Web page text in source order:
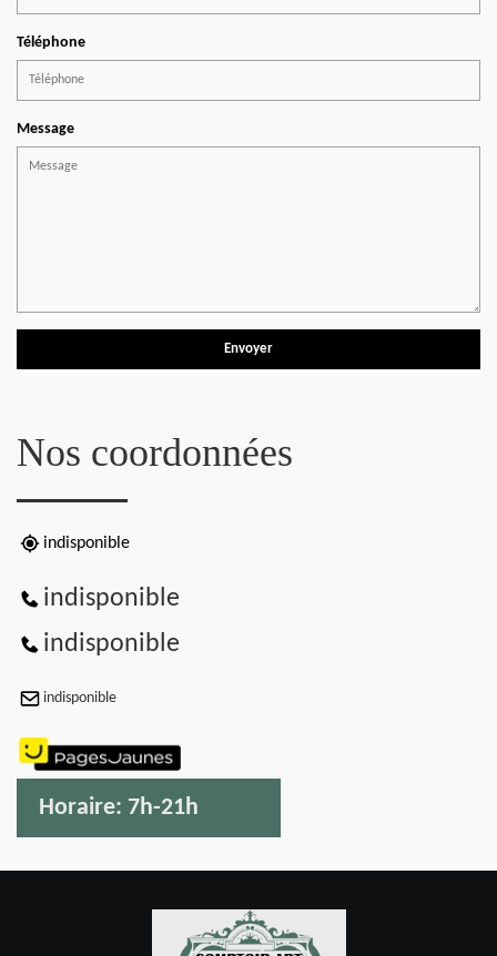
Téléphone
Message
Nos coordonnées
indisponible
indisponible
indisponible
indisponible
Horaire: 7h-21h